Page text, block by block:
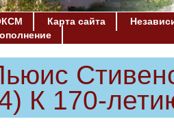
Карта сайта
К 170-